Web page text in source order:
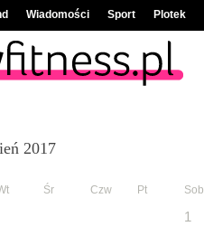
Wiadomości Sport Plotek
2017
Śr Czw Pt Sob
1